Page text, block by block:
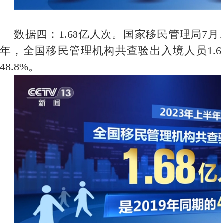
数据四：1.68亿人次。国家移民管理局7
年，全国移民管理机构共查验出入境人员
48.8%。